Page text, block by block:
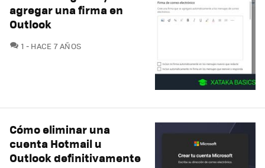
agregar una firma en
Outlook
1 COMENTARIOS
HACE 7 AÑOS
Cómo eliminar una
cuenta Hotmail u
Outlook definitivamente